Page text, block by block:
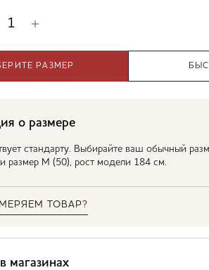
РАЗМЕР
о размере
стандарту. Выбирайте ваш обычный
размер M (50), рост модели 184 см.
ТОВАР?
магазинах